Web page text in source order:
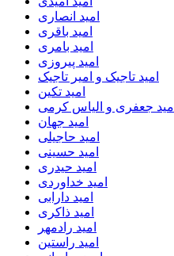
امید انصاری
امید باقری
امید بامری
امید پیروزی
امید تاجیک و امیر تاجیک
امید تکین
امید جعفری و الیاس کرمی
امید جهان
امید حاجیلی
امید حسینی
امید حیدری
امید خداوردی
امید دارابی
امید ذاکری
امید رادمهر
امید راستین